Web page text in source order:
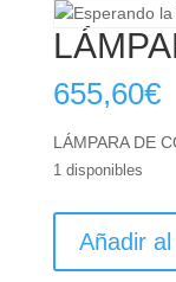
655,60€
LÁMPARA DE
1 disponibles
Añadir